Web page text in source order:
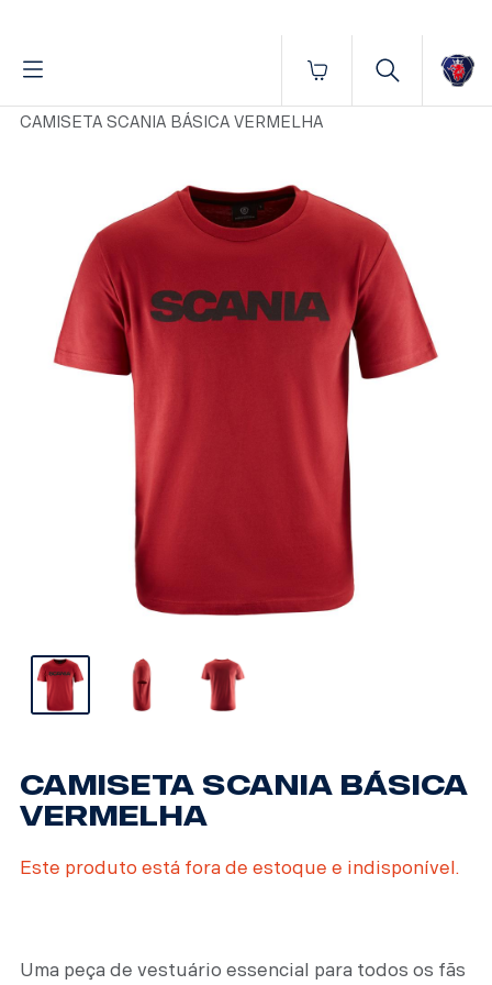
CAMISETA SCANIA BÁSICA VERMELHA
CAMISETA SCANIA BÁSICA
VERMELHA
Uma peça de vestuário essencial para todos os fãs
Este produto está fora de estoque e indisponível.